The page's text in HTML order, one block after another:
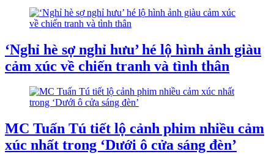
‘Nghỉ hè sợ nghỉ hưu’ hé lộ hình ảnh giàu
cảm xúc về chiến tranh và tình thân
MC Tuấn Tú tiết lộ cảnh phim nhiều cảm
xúc nhất trong ‘Dưới ô cửa sáng đèn’